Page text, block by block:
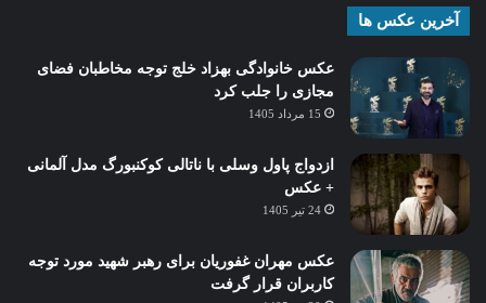
آخرین عکس ها
عکس خانوادگی بهزاد خلج توجه مخاطبان فضای
مجازی را جلب کرد
15 مرداد 1405
ازدواج پاول وسلی با ناتالی کوکنبورگ مدل آلمانی
+ عکس
24 تیر 1405
عکس مهران غفوریان برای رهبر شهید مورد توجه
کاربران قرار گرفت